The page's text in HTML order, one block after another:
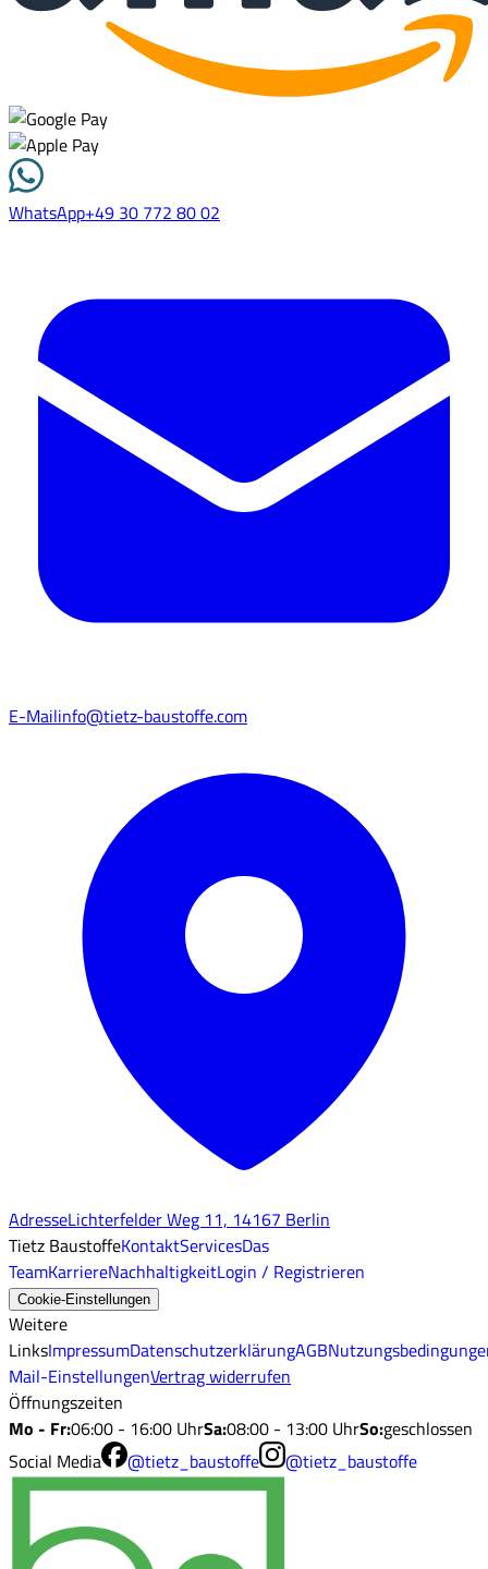
WhatsApp+49 30 772 80 02
E-Mailinfo@tietz-baustoffe.com
AdresseLichterfelder Weg 11, 14167 Berlin
Tietz BaustoffeKontaktServicesDas
TeamKarriereNachhaltigkeitLogin / Registrieren
Cookie-Einstellungen
Weitere
LinksImpressumDatenschutzerklärungAGB
Mail-EinstellungenVertrag widerrufen
Öffnungszeiten
Mo - Fr:06:00 - 16:00 UhrSa:08:00 - 13:00 UhrSo:geschlossen
Social Media
@tietz_baustoffe @tietz_baustoffe